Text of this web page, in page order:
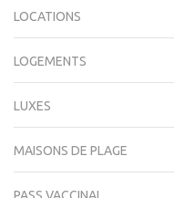
LOCATIONS
LOGEMENTS
LUXES
MAISONS DE PLAGE
PASS VACCINAL